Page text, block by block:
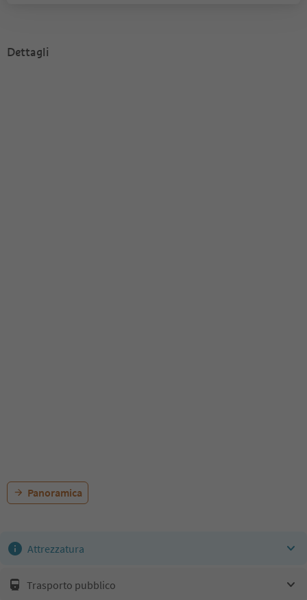
Dettagli
Panoramica
Attrezzatura
Trasporto pubblico